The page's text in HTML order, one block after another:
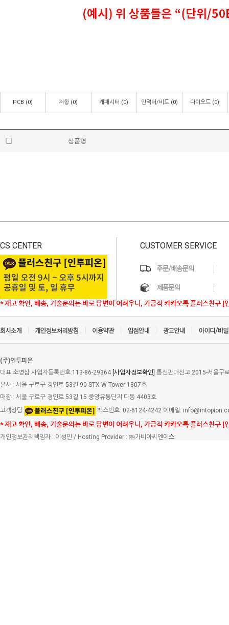
PCB (0) 저항 (0) 캐패시터 (0) 인덕터/비드 (0) 다이오드 (0)
상품명
CS CENTER
* 재고 확인, 배송, 기술문의는 바로 답변이 어려우니, 가급적 카카오톡 플러스친구 [
CUSTOMER SERVICE
(주)인투피온
대표:소영삼 사업자등록번호:113-86-29364 [사업자정보확인] 통신판매신고:2015-서울구
본사 : 서울 구로구 경인로 53길 90 STX W-Tower 1307호
매장 : 서울 구로구 경인로 53길 15 중앙유통단지 다동 4403호
고객상담
팩스번호: 02-6124-4242 이메일:
* 재고 확인, 배송, 기술문의는 바로 답변이 어려우니, 가급적 카카오톡 플러스친구 [
개인정보관리책임자 : 이성민 / Hosting Provider : ㈜가비아씨엔에 스